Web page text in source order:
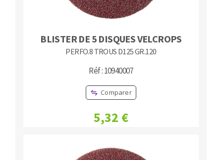
BLISTER DE 5 DISQUES VELCROPS
PERFO.8 TROUS D125 GR.120
Réf : 10940007
Comparer
5,32 €